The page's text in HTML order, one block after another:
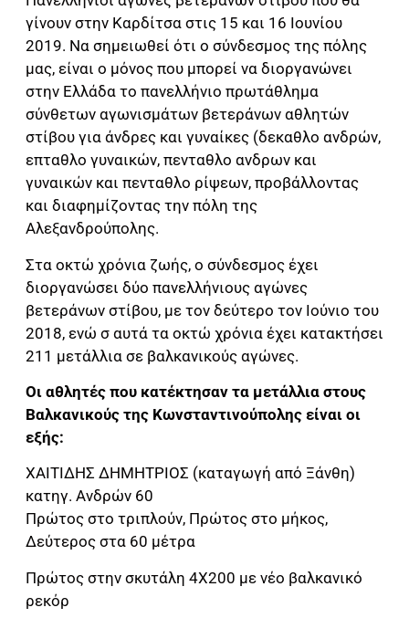
γίνουν στην Καρδίτσα στις 15 και 16 Ιουνίου
2019. Να σημειωθεί ότι ο σύνδεσμος της πόλης
μας, είναι ο μόνος που μπορεί να διοργανώνει
στην Ελλάδα το πανελλήνιο πρωτάθλημα
σύνθετων αγωνισμάτων βετεράνων αθλητών
στίβου για άνδρες και γυναίκες (δεκαθλο ανδρών,
επταθλο γυναικών, πενταθλο ανδρων και
γυναικών και πενταθλο ρίψεων, προβάλλοντας
και διαφημίζοντας την πόλη της
Αλεξανδρούπολης.
Στα οκτώ χρόνια ζωής, ο σύνδεσμος έχει
διοργανώσει δύο πανελλήνιους αγώνες
βετεράνων στίβου, με τον δεύτερο τον Ιούνιο του
2018, ενώ σ αυτά τα οκτώ χρόνια έχει κατακτήσει
211 μετάλλια σε βαλκανικούς αγώνες.
Οι αθλητές που κατέκτησαν τα μετάλλια στους
Βαλκανικούς της Κωνσταντινούπολης είναι οι
εξής:
ΧΑΙΤΙΔΗΣ ΔΗΜΗΤΡΙΟΣ (καταγωγή από Ξάνθη)
κατηγ. Ανδρών 60
Πρώτος στο τριπλούν, Πρώτος στο μήκος,
Δεύτερος στα 60 μέτρα
Πρώτος στην σκυτάλη 4Χ200 με νέο βαλκανικό
ρεκόρ